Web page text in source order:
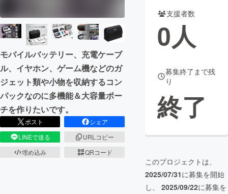
CAMPFIRE for Social Good
CAMPFIRE Creation
CAMPFIREふるさと納税
コミュニティ
モバイルバッテリー、充電ケーブ
ル、イヤホン、ゲーム機などのガ
ジェット類や小物を収納するコン
パックなのに多機能＆大容量ポー
チを作りたいです。
ポスト
シェア
LINEで送る
URLコピー
埋め込み
QRコード
支援者数
0人
募集終了まで残
り
終了
このプロジェクトは、
2025/07/31に募集を開始
し、 2025/09/22に募集を